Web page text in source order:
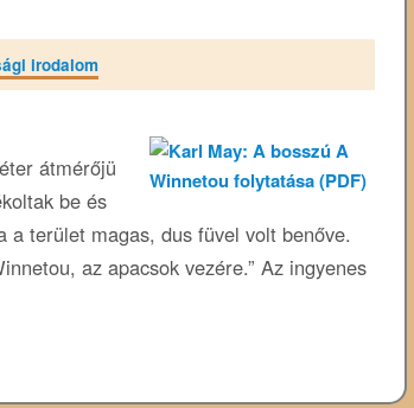
irodalom
átmérőjü
be és
terület magas, dus füvel volt benőve.
az apacsok vezére.” Az ingyenes